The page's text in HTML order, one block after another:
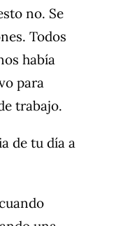
no. Se
Todos
había
para
trabajo.
de tu día a